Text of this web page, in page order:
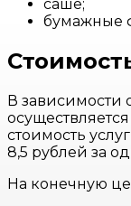
саше;
бумажные
В зависимости
стоимость
8,5 рублей за
На конечную